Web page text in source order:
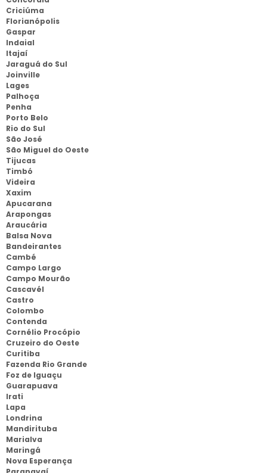
Criciúma
Florianópolis
Gaspar
Indaial
Itajaí
Jaraguá do Sul
Joinville
Lages
Palhoça
Penha
Porto Belo
Rio do Sul
São José
São Miguel do Oeste
Tijucas
Timbó
Videira
Xaxim
Apucarana
Arapongas
Araucária
Balsa Nova
Bandeirantes
Cambé
Campo Largo
Campo Mourão
Cascavél
Castro
Colombo
Contenda
Cornélio Procópio
Cruzeiro do Oeste
Curitiba
Fazenda Rio Grande
Foz de Iguaçu
Guarapuava
Irati
Lapa
Londrina
Mandirituba
Marialva
Maringá
Nova Esperança